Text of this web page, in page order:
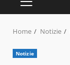
PRIMARY
MENU
Home Notizie
Notizie